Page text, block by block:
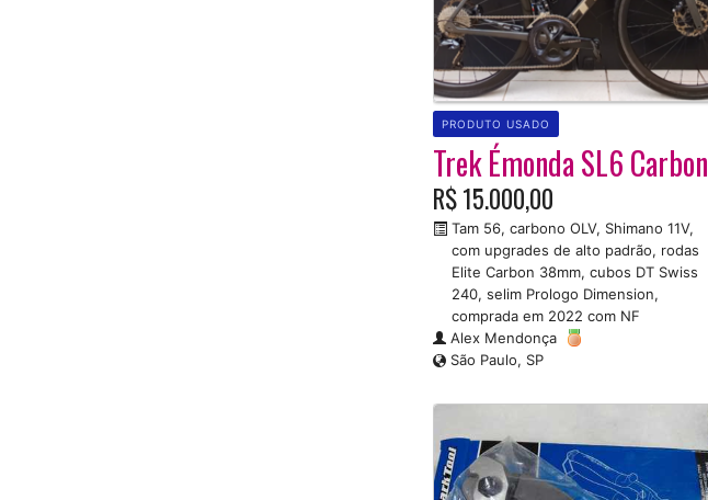
Trek Émonda SL6 Carbon
R$ 15.000,00
Tam 56, carbono OLV, Shimano 11V,
com upgrades de alto padrão, rodas
Elite Carbon 38mm, cubos DT Swiss
240, selim Prologo Dimension,
comprada em 2022 com NF
Alex Mendonça
São Paulo, SP
PRODUTO USADO